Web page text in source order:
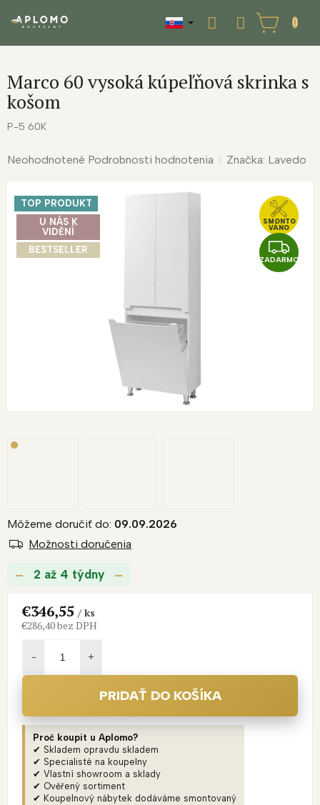
NÁKUPNÝ
KOŠÍK
Marco 60 vysoká kúpeľňová skrinka s
košom
P-5 60K
Priemerné
Neohodnotené Podrobnosti hodnotenia Značka: Lavedo
Z
A
ZADARMO
SMONTO
VÁNO
TOP PRODUKT
U NÁS K
VIDĚNÍ
BESTSELLER
2 až 4 týdny
Môžeme doručiť do: 09.09.2026
Možnosti doručenia
€346,55/ ks
€286,40 bez DPH
PRIDAŤ DO KOŠÍKA
Proč koupit u Aplomo?
✔ Skladem opravdu skladem
✔ Specialisté na koupelny
✔ Vlastní showroom a sklady
✔ Ověřený sortiment
✔ Koupelnový nábytek dodáváme smontovaný